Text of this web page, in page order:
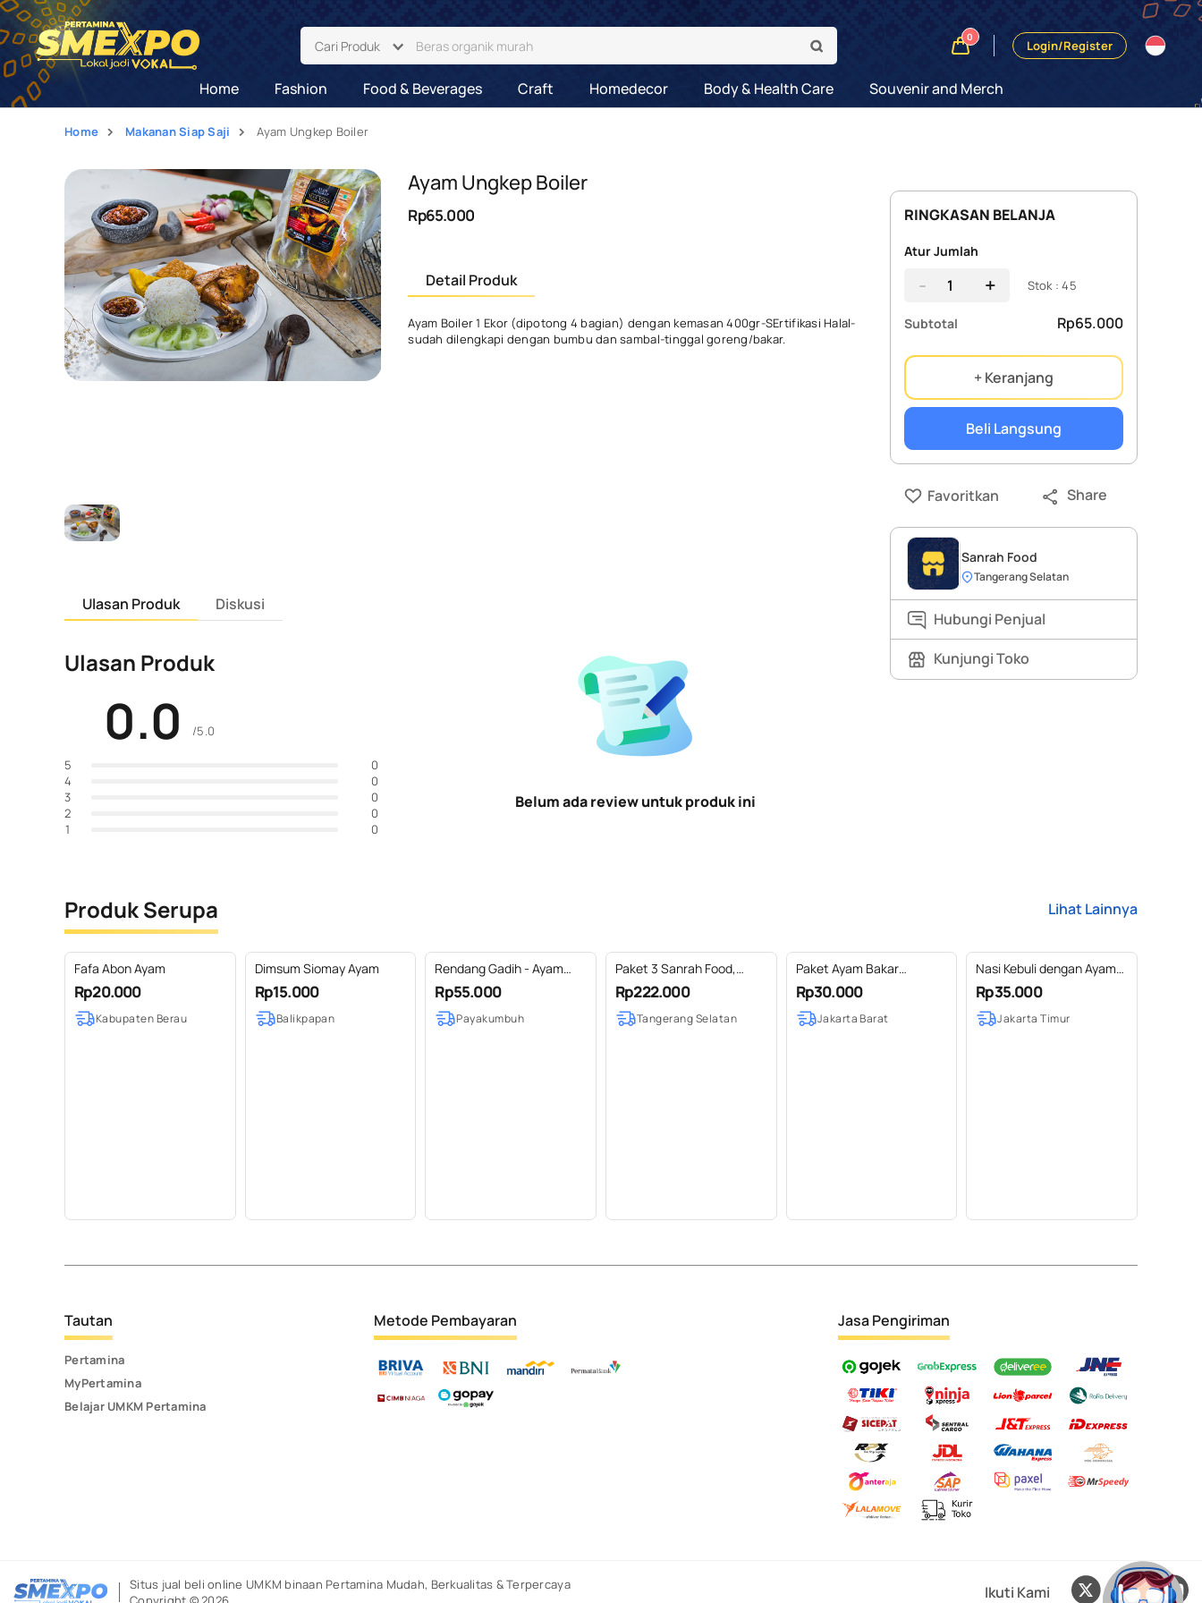
Cari Produk
0
Login/Register
Home Fashion Food & Beverages Craft Homedecor Body & Health Care Souvenir and Merch
Home Makanan Siap Saji Ayam Ungkep Boiler
Ayam Ungkep Boiler
Rp65.000
Detail Produk
Ayam Boiler 1 Ekor (dipotong 4 bagian) dengan kemasan 400gr-SErtifikasi Halal-
sudah dilengkapi dengan bumbu dan sambal-tinggal goreng/bakar.
Ulasan Produk Diskusi
Ulasan Produk
0.0 /5.0
5
0
4
0
3
0
2
0
1
0
Belum ada review untuk produk ini
RINGKASAN BELANJA
Atur Jumlah
- + Stok : 45
Subtotal Rp65.000
+ Keranjang
Beli Langsung
Favoritkan Share
Sanrah Food
Tangerang Selatan
Hubungi Penjual
Kunjungi Toko
Produk Serupa Lihat Lainnya
Fafa Abon Ayam
Rp20.000
Kabupaten Berau
Dimsum Siomay Ayam
Rp15.000
Balikpapan
Rendang Gadih - Ayam
Suwir 250 g
Rp55.000
Payakumbuh
Paket 3 Sanrah Food,
Ayam, Empal Daging Sapi,
Cireng
Rp222.000
Tangerang Selatan
Paket Ayam Bakar
/Goreng
Rp30.000
Jakarta Barat
Nasi Kebuli dengan Ayam
Roasted Reguler - matang
Rp35.000
Jakarta Timur
Tautan
Pertamina
MyPertamina
Belajar UMKM Pertamina
Metode Pembayaran Jasa Pengiriman
Situs jual beli online UMKM binaan Pertamina Mudah, Berkualitas & Terpercaya
Ikuti Kami